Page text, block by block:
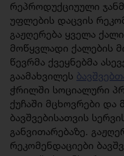
რეპროდუქციუული
უფლების დაცვის
გაჟღერება ყველა
მოწყვლადი ქალების
წევრმა ქვეყნებმა
გაამახვილეს
ჭრილში სოციალური
ქუჩაში მცხოვრები და
ბავშვებისათვის
განვითარებაზე.
რეკომენდაციები